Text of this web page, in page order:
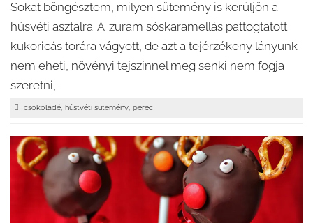
Sokat böngésztem, milyen sütemény is kerüljön a
húsvéti asztalra. A 'zuram sóskaramellás pattogtatott
kukoricás torára vágyott, de azt a tejérzékeny lányunk
nem eheti, növényi tejszínnel meg senki nem fogja
szeretni,...
csokoládé, hústvéti sütemény, perec